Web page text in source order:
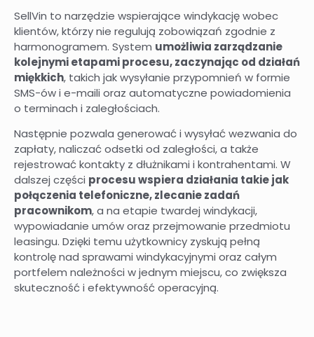
SellVin to narzędzie wspierające windykację wobec
klientów, którzy nie regulują zobowiązań zgodnie z
harmonogramem. System umożliwia zarządzanie
kolejnymi etapami procesu, zaczynając od działań
miękkich, takich jak wysyłanie przypomnień w formie
SMS-ów i e-maili oraz automatyczne powiadomienia
o terminach i zaległościach.
Następnie pozwala generować i wysyłać wezwania do
zapłaty, naliczać odsetki od zaległości, a także
rejestrować kontakty z dłużnikami i kontrahentami. W
dalszej części procesu wspiera działania takie jak
połączenia telefoniczne, zlecanie zadań
pracownikom, a na etapie twardej windykacji,
wypowiadanie umów oraz przejmowanie przedmiotu
leasingu. Dzięki temu użytkownicy zyskują pełną
kontrolę nad sprawami windykacyjnymi oraz całym
portfelem należności w jednym miejscu, co zwiększa
skuteczność i efektywność operacyjną.